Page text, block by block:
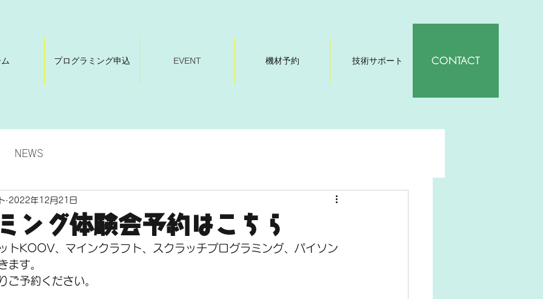
プログラミング申込 EVENT 機材予約 技術サポート CONTACT
NEWS
ング体験会予約はこちら
2022年12月21日
トKOOV、マインクラフト、スクラッチプログラミング、パイソン
ます。
ご予約ください。